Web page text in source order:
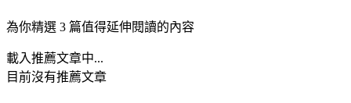
為你精選 3 篇值得延伸閱讀的內容
載入推薦文章中...
目前沒有推薦文章